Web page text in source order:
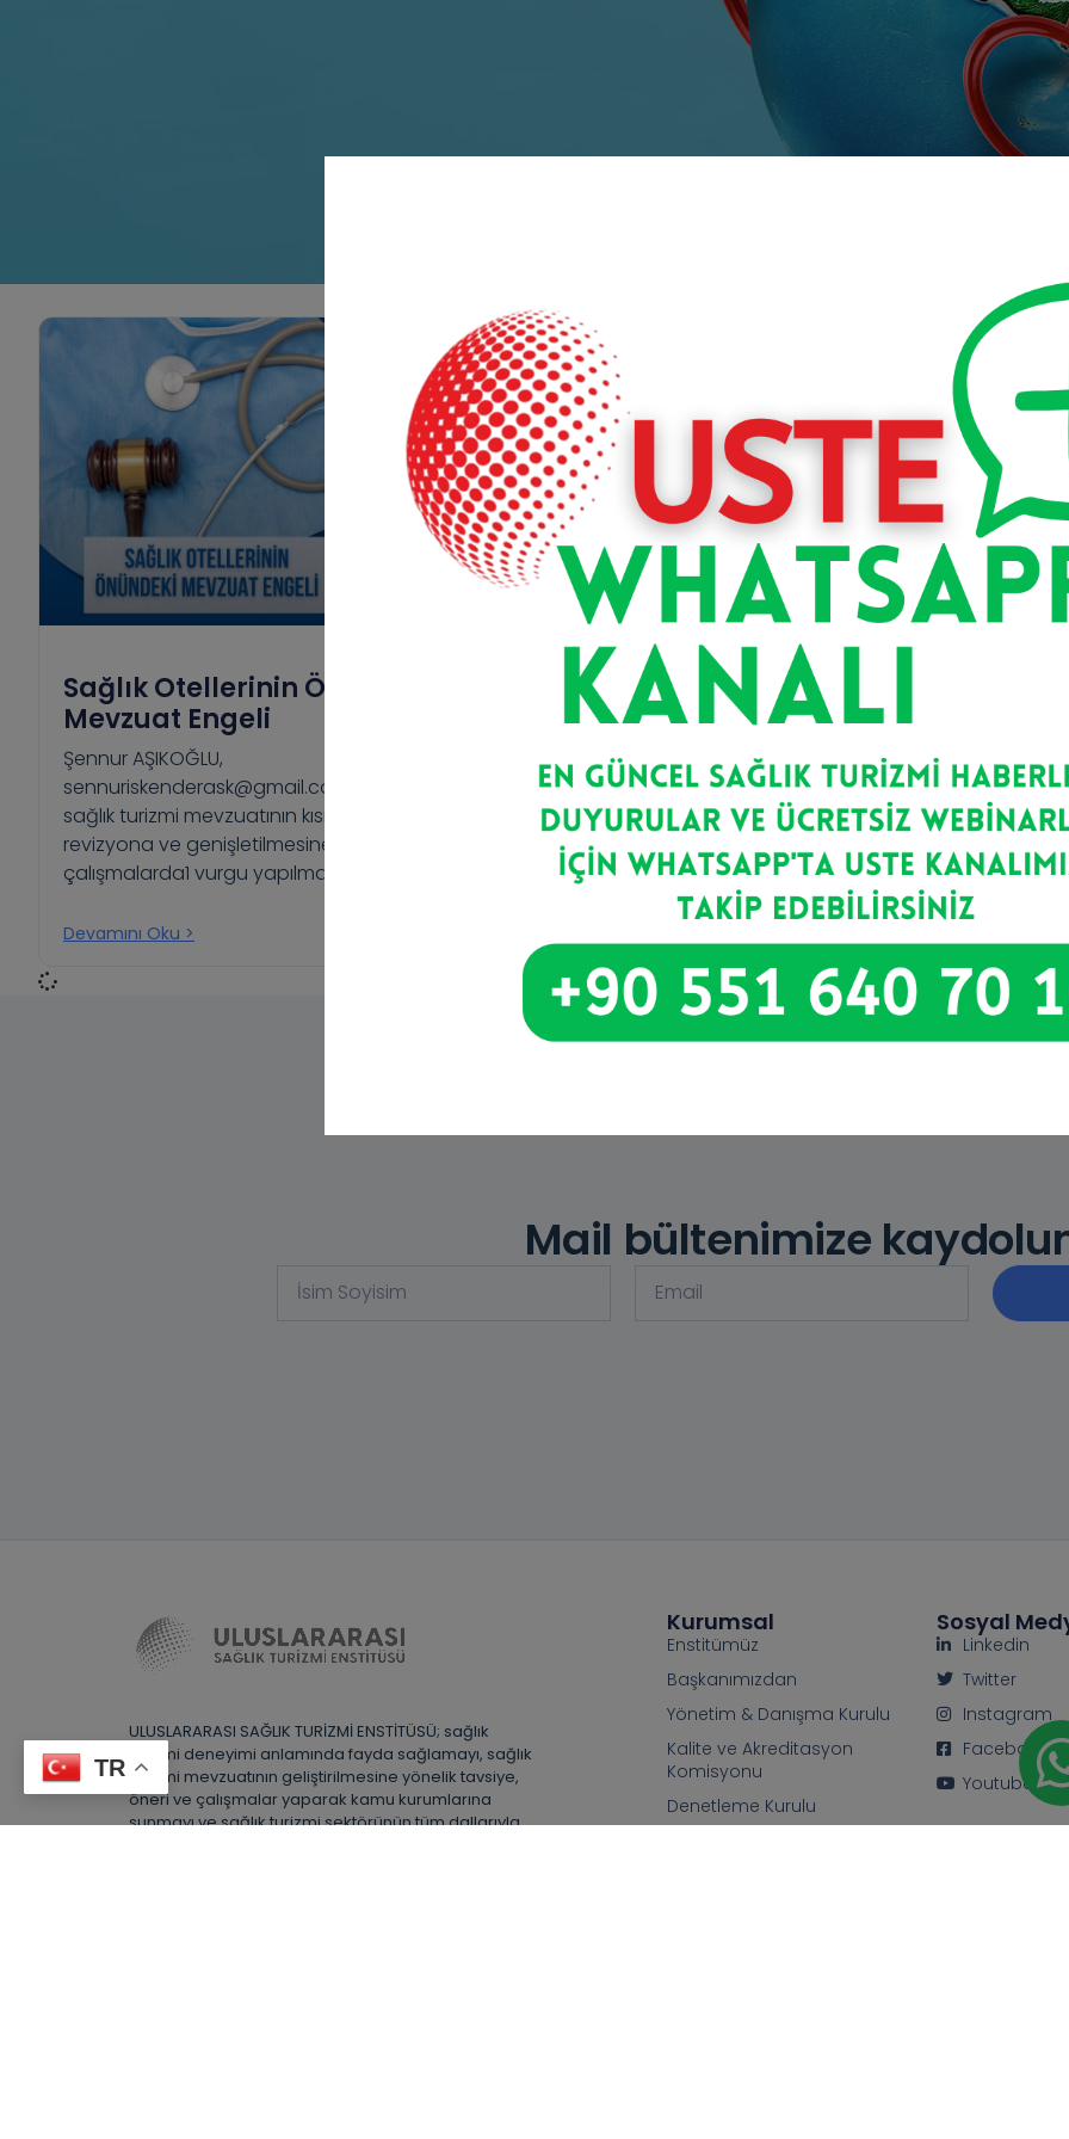
Sağlık Otellerinin Önündeki
Mevzuat Engeli
Şennur AŞIKOĞLU,
sennuriskenderask@gmail.com Türkiye’de
sağlık turizmi mevzuatının kısıtlılığına,
revizyona ve genişletilmesine olan ihtiyacına
çalışmalarda1 vurgu yapılmasına
Devamını Oku >
Rekorların Kırılacağı Bir Yılın
İçindeyiz
Dünyanın en önemli turizm destinasyonları
arasında yer alan Türkiye, deniz-kum-güneş
üçlemesinin haricinde gezi-travel, doğa
turizmi, sağlık
Mail bültenimize
ULUSLARARASI SAĞLIK TURİZMİ ENSTİTÜSÜ; sağlık
turizmi deneyimi anlamında fayda sağlamayı, sağlık
turizmi mevzuatının geliştirilmesine yönelik tavsiye,
öneri ve çalışmalar yaparak kamu kurumlarına
sunmayı ve sağlık turizmi sektörünün tüm dallarıyla
Kurumsal
Enstitümüz
Başkanımızdan
Yönetim & Danışma Kurulu
Kalite ve Akreditasyon
Komisyonu
Denetleme Kurulu
Sosyal
Linkedin
Twitter
Instagram
Facebook
Youtube
TR